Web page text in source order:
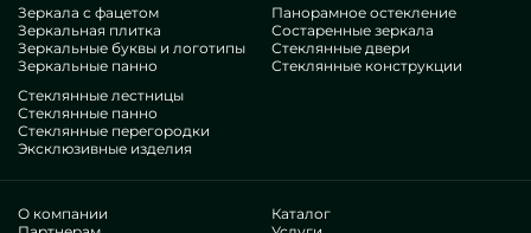
Зеркала с фацетом
Зеркальная плитка
Зеркальные буквы и логотипы
Зеркальные панно
Панорамное остекление
Состаренные зеркала
Стеклянные двери
Стеклянные конструкции
Стеклянные лестницы
Стеклянные панно
Стеклянные перегородки
Эксклюзивные изделия
О компании
Каталог